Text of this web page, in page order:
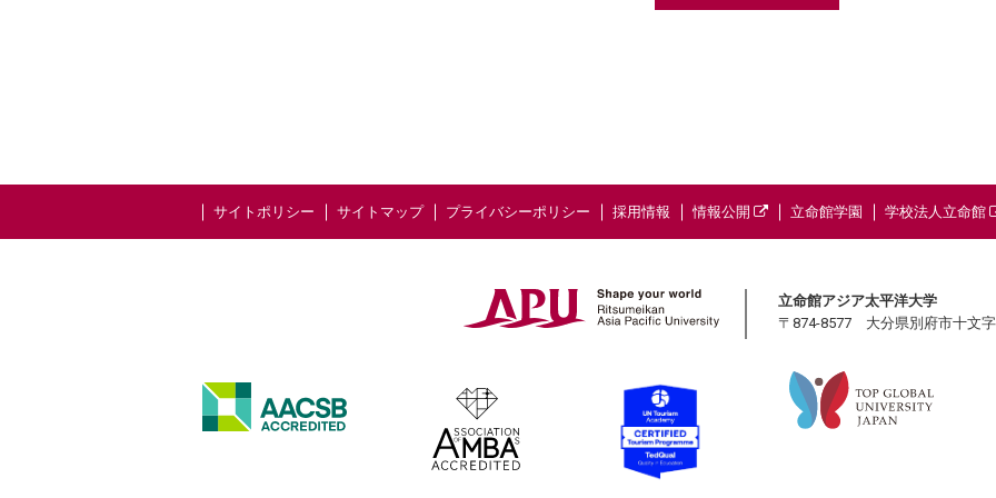
サイトポリシー サイトマップ プライバシーポリシー 採用情報 情報公開 立命館学園 学校法人立命館
立命館アジア太平洋大学
〒874-8577 大分県別府市十文